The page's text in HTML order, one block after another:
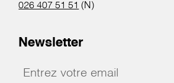
026 407 51 51 (N)
Newsletter